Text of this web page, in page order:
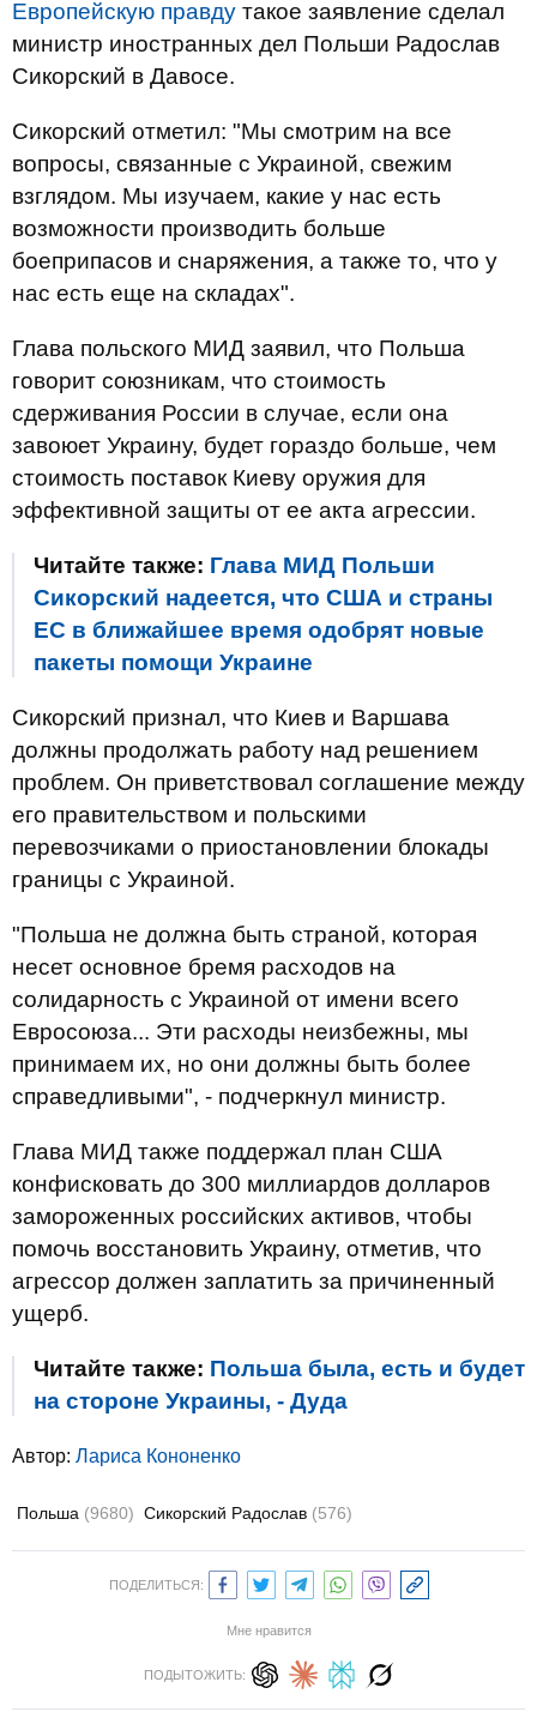
Европейскую правду такое заявление сделал
министр иностранных дел Польши Радослав
Сикорский в Давосе.
Сикорский отметил: "Мы смотрим на все
вопросы, связанные с Украиной, свежим
взглядом. Мы изучаем, какие у нас есть
возможности производить больше
боеприпасов и снаряжения, а также то, что у
нас есть еще на складах".
Глава польского МИД заявил, что Польша
говорит союзникам, что стоимость
сдерживания России в случае, если она
завоюет Украину, будет гораздо больше, чем
стоимость поставок Киеву оружия для
эффективной защиты от ее акта агрессии.
Читайте также: Глава МИД Польши
Сикорский надеется, что США и страны
ЕС в ближайшее время одобрят новые
пакеты помощи Украине
Сикорский признал, что Киев и Варшава
должны продолжать работу над решением
проблем. Он приветствовал соглашение между
его правительством и польскими
перевозчиками о приостановлении блокады
границы с Украиной.
"Польша не должна быть страной, которая
несет основное бремя расходов на
солидарность с Украиной от имени всего
Евросоюза... Эти расходы неизбежны, мы
принимаем их, но они должны быть более
справедливыми", - подчеркнул министр.
Глава МИД также поддержал план США
конфисковать до 300 миллиардов долларов
замороженных российских активов, чтобы
помочь восстановить Украину, отметив, что
агрессор должен заплатить за причиненный
ущерб.
Читайте также: Польша была, есть и будет
на стороне Украины, - Дуда
Автор: Лариса Кононенко
Польша (9680) Сикорский Радослав (576)
ПОДЕЛИТЬСЯ:
Мне нравится
ПОДЫТОЖИТЬ: